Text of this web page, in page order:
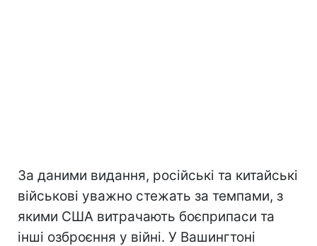
За даними видання, російські та китайські
військові уважно стежать за темпами, з
якими США витрачають боєприпаси та
інші озброєння у війні. У Вашингтоні